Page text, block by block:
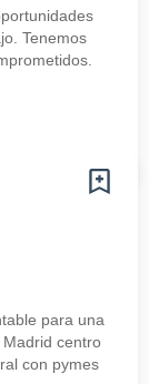
Tenemos
para una
centro
con pymes